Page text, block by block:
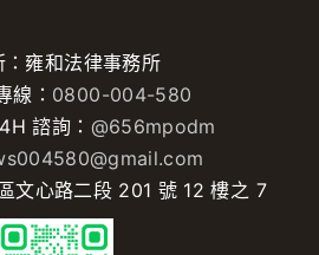
：雍和法律事務所
線： 0800-004-580
諮詢： @656mpodm
文心路二段 201 號 12 樓之 7